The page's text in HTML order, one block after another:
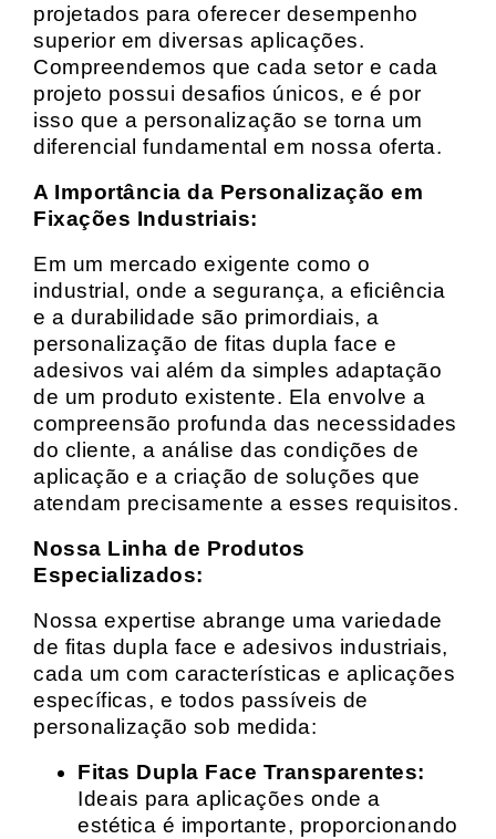
projetados para oferecer desempenho
superior em diversas aplicações.
Compreendemos que cada setor e cada
projeto possui desafios únicos, e é por
isso que a personalização se torna um
diferencial fundamental em nossa oferta.
A Importância da Personalização em
Fixações Industriais:
Em um mercado exigente como o
industrial, onde a segurança, a eficiência
e a durabilidade são primordiais, a
personalização de fitas dupla face e
adesivos vai além da simples adaptação
de um produto existente. Ela envolve a
compreensão profunda das necessidades
do cliente, a análise das condições de
aplicação e a criação de soluções que
atendam precisamente a esses requisitos.
Nossa Linha de Produtos
Especializados:
Nossa expertise abrange uma variedade
de fitas dupla face e adesivos industriais,
cada um com características e aplicações
específicas, e todos passíveis de
personalização sob medida:
Fitas Dupla Face Transparentes:
Ideais para aplicações onde a
estética é importante, proporcionando